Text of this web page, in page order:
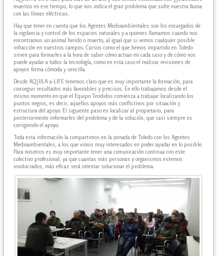
muertos en ese tiempo, lo que nos indica el gran problema que sufre nuestra fauna
con las líneas eléctricas.
Hay que tener en cuenta que los Agentes Medioambientales son los encargados de
la vigilancia y control de los espacios naturales y a quienes llamamos cuando nos
encontramos un animal herido o muerto, al igual que si vemos cualquier posible
infracción en nuestros campos. Cursos como el que hemos impartido en Toledo
sirven para formarles a la hora de saber cómo actuar en cada caso y de cómo nos
puede ayudar a todos la tecnología, como en esta caso el realizar revisiones de
apoyos forma cómoda y sencilla.
Desde AQUILA a-LIFE tenemos claro que es muy importante la formación, para
conseguir resultados más favorables y precisos. En ello trabajamos desde el
mismo momento en que el Equipo Tendidos comienza a trabajar localizando los
puntos negros, es decir, aquellos apoyos más conflictivos por situación y
estructura del apoyo. El siguiente paso es localizar al propietario, para
posteriormente informarles del problema y de la solución, que casi siempre es
corrigiendo el apoyo.
Toda esta información la compartimos en la jornada de Toledo con los Agentes
Medioambientales, a los que vimos muy interesados en poder ayudar en lo posible.
Para nosotros es muy importante tener una comunicación continua con este
colectivo profesional, ya que cuantas más personas y organismos estemos
involucrados, más eficaz será intentar solucionar el problema.